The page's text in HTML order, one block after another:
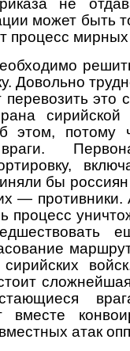
не
может быть
процесс
Довольно
это
этом, потому
бы россиян
— противники.
процесс
вместе
атак